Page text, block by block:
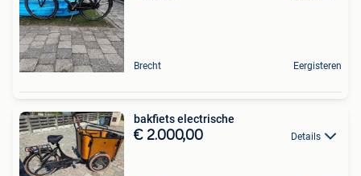
Brecht Eergisteren
bakfiets electrische
€ 2.000,00 Details